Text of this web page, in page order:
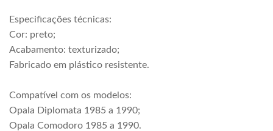
Especificações técnicas:
Cor: preto;
Acabamento: texturizado;
Fabricado em plástico resistente.
Compatível com os modelos:
Opala Diplomata 1985 a 1990;
Opala Comodoro 1985 a 1990.